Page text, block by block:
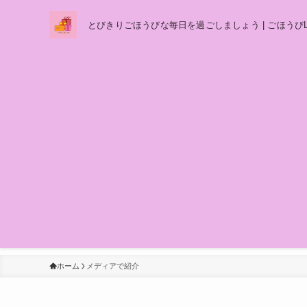
とびきりごほうびな毎日を過ごしましょう | ごほうび
ホーム メディアで紹介